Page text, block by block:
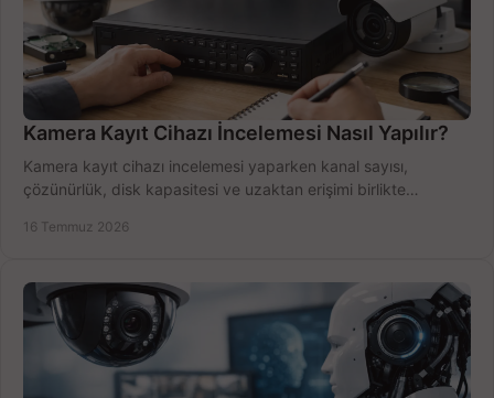
Kamera Kayıt Cihazı İncelemesi Nasıl Yapılır?
Kamera kayıt cihazı incelemesi yaparken kanal sayısı,
çözünürlük, disk kapasitesi ve uzaktan erişimi birlikte
16 Temmuz 2026